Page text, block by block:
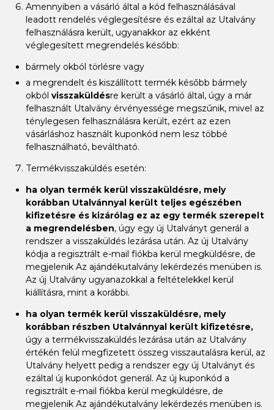
Amennyiben a vásárló által a kód felhasználásával
leadott rendelés véglegesítésre és ezáltal az Utalvány
felhasználásra került, ugyanakkor az ekként
véglegesített megrendelés később:
bármely okból törlésre vagy
a megrendelt és kiszállított termék később bármely
okból visszaküldésre került a vásárló által, úgy a már
felhasznált Utalvány érvényessége megszűnik, mivel az
ténylegesen felhasználásra került, ezért az ezen
vásárláshoz használt kuponkód nem lesz többé
felhasználható, beváltható.
Termékvisszaküldés esetén:
ha olyan termék kerül visszaküldésre, mely
korábban Utalvánnyal került teljes egészében
kifizetésre és kizárólag ez az egy termék szerepelt
a megrendelésben, úgy egy új Utalványt generál a
rendszer a visszaküldés lezárása után. Az új Utalvány
kódja a regisztrált e-mail fiókba kerül megküldésre, de
megjelenik Az ajándékutalvány lekérdezés menüben is.
Az új Utalvány ugyanazokkal a feltételekkel kerül
kiállításra, mint a korábbi.
ha olyan termék kerül visszaküldésre, mely
korábban részben Utalvánnyal került kifizetésre,
úgy a termékvisszaküldés lezárása után az Utalvány
értékén felül megfizetett összeg visszautalásra kerül, az
Utalvány helyett pedig a rendszer egy új Utalványt és
ezáltal új kuponkódot generál. Az új kuponkód a
regisztrált e-mail fiókba kerül megküldésre, de
megjelenik Az ajándékutalvány lekérdezés menüben is.